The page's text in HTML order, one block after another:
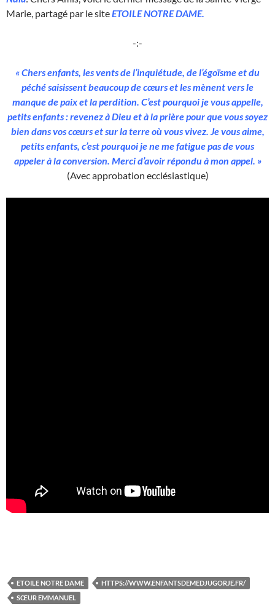
Marie, partagé par le siteETOILE NOTRE DAME.
-:-
« Chers enfants, les vents de l’inquiétude, de l’égoïsme et du
péché saisissent beaucoup de cœurs et les mènent vers le
manque de paix et la perdition. C’est pourquoi je vous appelle,
petits enfants : revenez à Dieu et à la prière pour que vous soyez
bien dans vos cœurs et sur la terre où vous vivez. Je vous aime,
petits enfants, c’est pourquoi je ne me fatigue pas de vous
appeler à la conversion. Merci d’avoir répondu à mon appel. »
(Avec approbation ecclésiastique)
ETOILE NOTRE DAME
HTTPS://WWW.ENFANTSDEMEDJUGORJE.FR/
SŒUR EMMANUEL